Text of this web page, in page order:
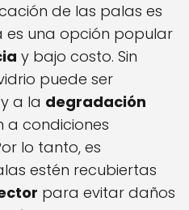
de las palas es
es una opción popular
y bajo costo. Sin
puede ser
y a la degradación
a condiciones
lo tanto, es
estén recubiertas
para evitar daños